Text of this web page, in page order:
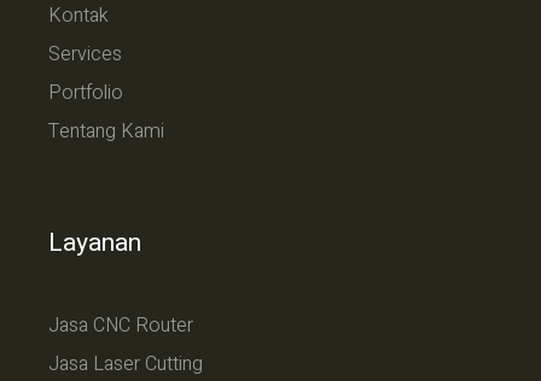
Kontak
Services
Portfolio
Tentang Kami
Layanan
Jasa CNC Router
Jasa Laser Cutting